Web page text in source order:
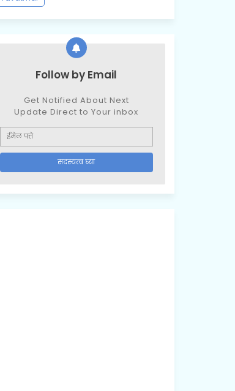
Follow by Email
Get Notified About Next
Update Direct to Your inbox